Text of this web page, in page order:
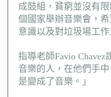
成鼓組，貧窮並沒有
個國家舉辦音樂會，
意識以及對垃圾場工作
指導老師Favio
音樂的人，在他們手
是變成了音樂。」